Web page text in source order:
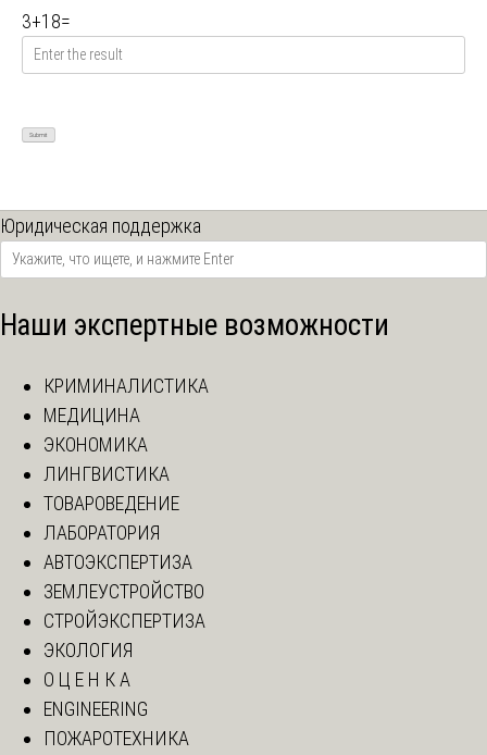
3+18=
Юридическая поддержка
Наши экспертные возможности
КРИМИНАЛИСТИКА
МЕДИЦИНА
ЭКОНОМИКА
ЛИНГВИСТИКА
ТОВАРОВЕДЕНИЕ
ЛАБОРАТОРИЯ
АВТОЭКСПЕРТИЗА
ЗЕМЛЕУСТРОЙСТВО
СТРОЙЭКСПЕРТИЗА
ЭКОЛОГИЯ
О Ц Е Н К А
ENGINEERING
ПОЖАРОТЕХНИКА